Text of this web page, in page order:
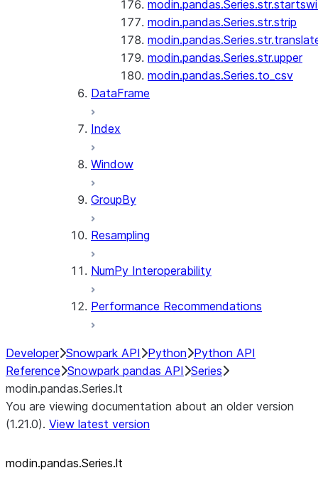
modin.pandas.Series.str.strip
modin.pandas.Series.str.upper
modin.pandas.Series.to_csv
DataFrame
Index
Window
GroupBy
Resampling
NumPy Interoperability
Performance Recommendations
Developer Snowpark API Python Python API
Reference Snowpark pandas API Series
modin.pandas.Series.lt
You are viewing documentation about an older version
(1.21.0). View latest version
modin.pandas.Series.lt